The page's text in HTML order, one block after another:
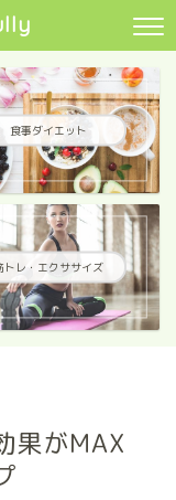
食事ダイエット
トレ・エクササイズ
果がMAX